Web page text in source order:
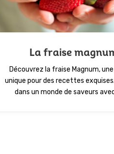
La fraise
Découvrez la fraise Magnum,
unique pour des recettes
dans un monde de saveurs